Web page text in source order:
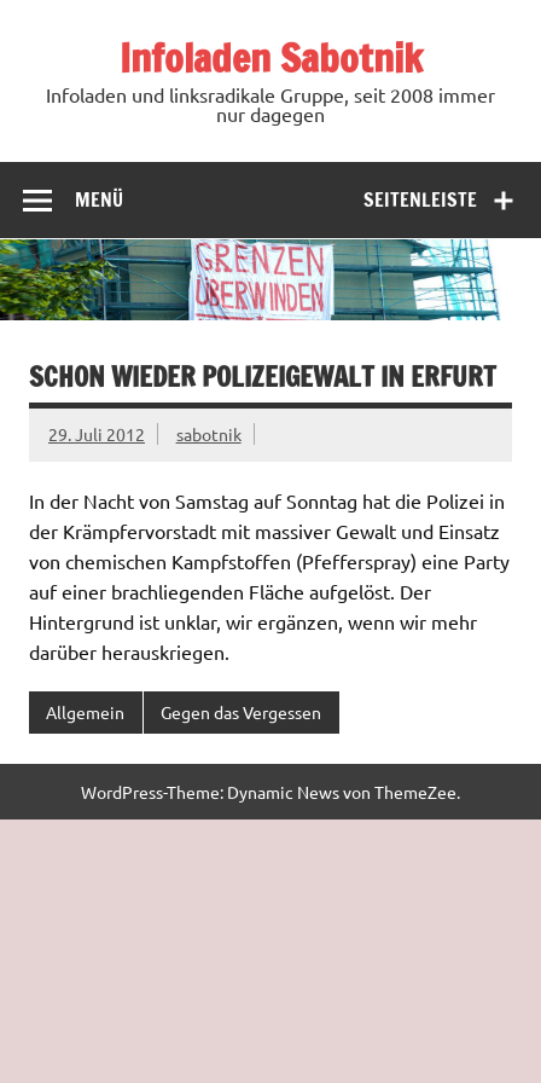
Infoladen Sabotnik
Infoladen und linksradikale Gruppe, seit 2008 immer
nur dagegen
SEITENLEISTE
MENÜ
SCHON WIEDER POLIZEIGEWALT IN ERFURT
29. Juli 2012 sabotnik
In der Nacht von Samstag auf Sonntag hat die Polizei in
der Krämpfervorstadt mit massiver Gewalt und Einsatz
von chemischen Kampfstoffen (Pfefferspray) eine Party
auf einer brachliegenden Fläche aufgelöst. Der
Hintergrund ist unklar, wir ergänzen, wenn wir mehr
darüber herauskriegen.
Allgemein Gegen das Vergessen
WordPress-Theme: Dynamic News von ThemeZee.